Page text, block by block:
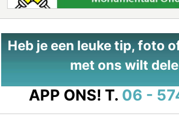
Heb je een leuke tip, foto
met ons wilt
APP ONS! T. 06 -